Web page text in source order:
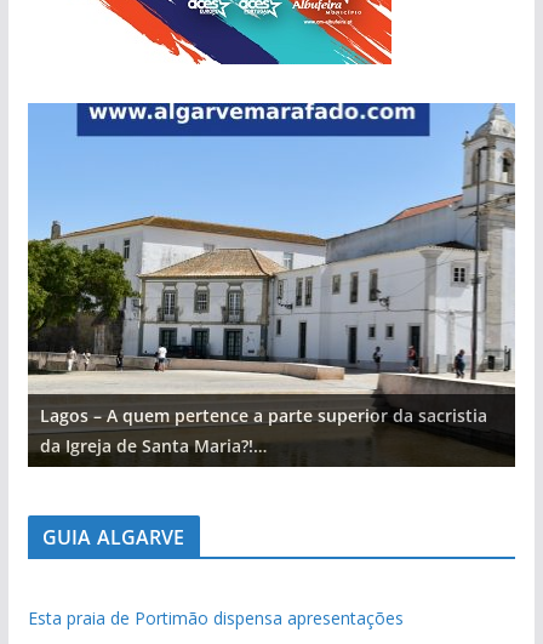
Lagos – A quem pertence a parte superior da sacristia
da Igreja de Santa Maria?!…
GUIA ALGARVE
Esta praia de Portimão dispensa apresentações